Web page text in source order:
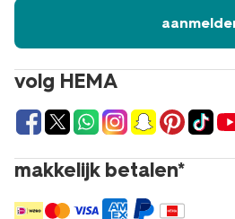
volg HEMA
makkelijk betalen*